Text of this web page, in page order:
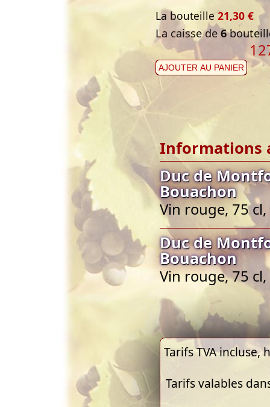
La bouteille 21,30 €
La caisse de 6
AJOUTER AU PANIER
Informations
Duc de
Bouachon
Vin rouge, 75
Duc de
Bouachon
Vin rouge, 75
Tarifs TVA
Tarifs valables